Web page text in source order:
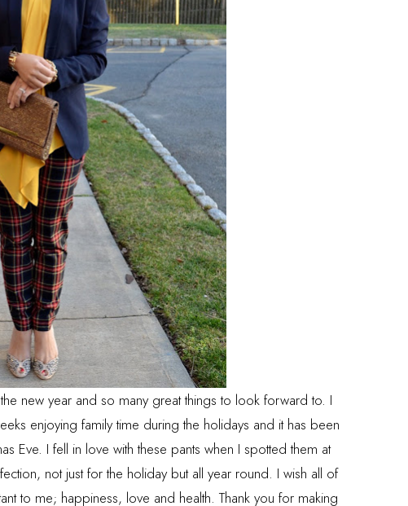
new year and so many great things to look forward to. I
enjoying family time during the holidays and it has been
Eve. I fell in love with these pants when I spotted them at
not just for the holiday but all year round. I wish all of
to me; happiness, love and health. Thank you for making